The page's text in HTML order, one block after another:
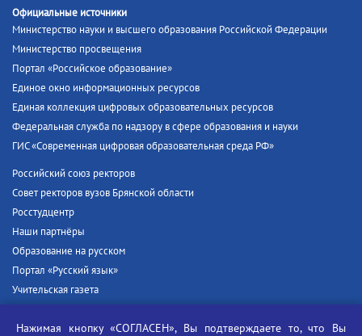
Официальные источники
Министерство науки и высшего образования Российской Федерации
Министерство просвещения
Портал «Российское образование»
Единое окно информационных ресурсов
Единая коллекция цифровых образовательных ресурсов
Федеральная служба по надзору в сфере образования и науки
ГИС «Современная цифровая образовательная среда РФ»
Российский союз ректоров
Совет ректоров вузов Брянской области
Росстудцентр
Наши партнёры
Образование на русском
Портал «Русский язык»
Учительская газета
Единый портал государственных услуг
Нажимая кнопку «СОГЛАСЕН», Вы подтверждаете то, что Вы